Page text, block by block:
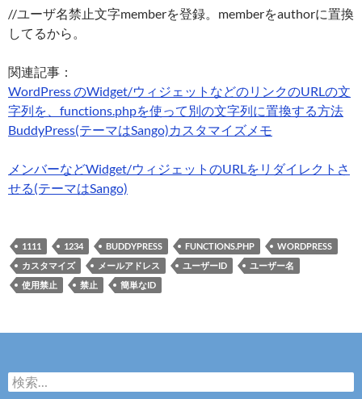
//ユーザ名禁止文字memberを登録。memberをauthorに置換
してるから。
関連記事：
WordPress のWidget/ウィジェットなどのリンクのURLの文
字列を、functions.phpを使って別の文字列に置換する方法
BuddyPress(テーマはSango)カスタマイズメモ
メンバーなどWidget/ウィジェットのURLをリダイレクトさ
せる(テーマはSango)
1111 1234 BUDDYPRESS FUNCTIONS.PHP
WORDPRESS
カスタマイズ
メールアドレス ユーザーID
ユーザー名
使用禁止
禁止 簡単なID
検
索